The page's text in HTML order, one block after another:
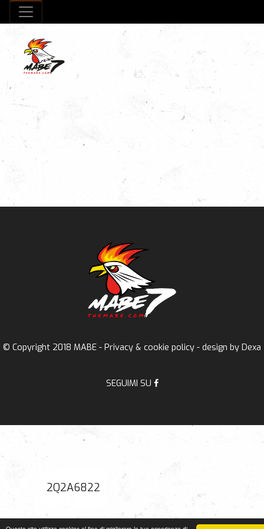
2Q2A6822
© Copyright 2018 MABE - Privacy & cookie policy - design by Dexa
SEGUIMI SU